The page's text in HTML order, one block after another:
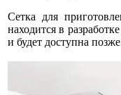
Сетка для
находится в
и будет доступна